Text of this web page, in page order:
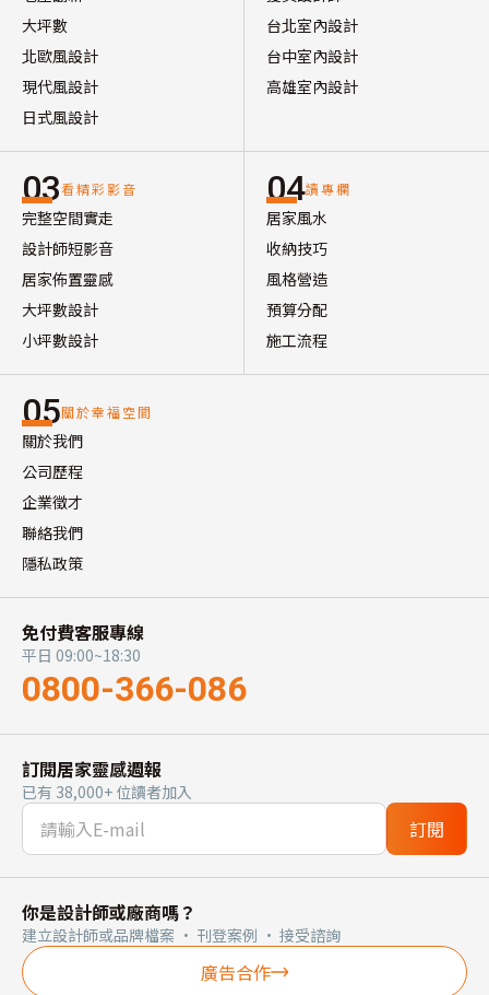
大坪數
北歐風設計
現代風設計
日式風設計
台北室內設計
台中室內設計
高雄室內設計
03看精彩影音
完整空間實走
設計師短影音
居家佈置靈感
大坪數設計
小坪數設計
04讀專欄
居家風水
收納技巧
風格營造
預算分配
施工流程
05關於幸福空間
關於我們
公司歷程
企業徵才
聯絡我們
隱私政策
免付費客服專線
平日 09:00~18:30
0800-366-086
訂閱居家靈感週報
已有 38,000+ 位讀者加入
訂閱
你是設計師或廠商嗎？
建立設計師或品牌檔案 · 刊登案例 · 接受諮詢
廣告合作